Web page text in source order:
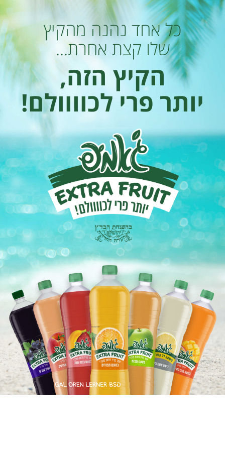
כל אחד נהנה מהקיץ
שלו קצת אחרת...
הקיץ הזה,
יותר פרי לכוווולם!